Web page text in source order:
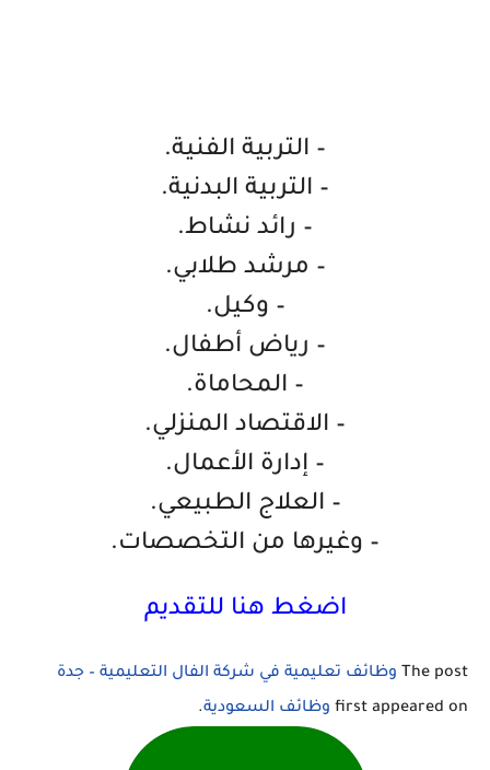
– التربية الفنية.
– التربية البدنية.
– رائد نشاط.
– مرشد طلابي.
– وكيل.
– رياض أطفال.
– المحاماة.
– الاقتصاد المنزلي.
– إدارة الأعمال.
– العلاج الطبيعي.
– وغيرها من التخصصات.
اضغط هنا للتقديم
The post وظائف تعليمية في شركة الفال التعليمية – جدة
first appeared on وظائف السعودية.